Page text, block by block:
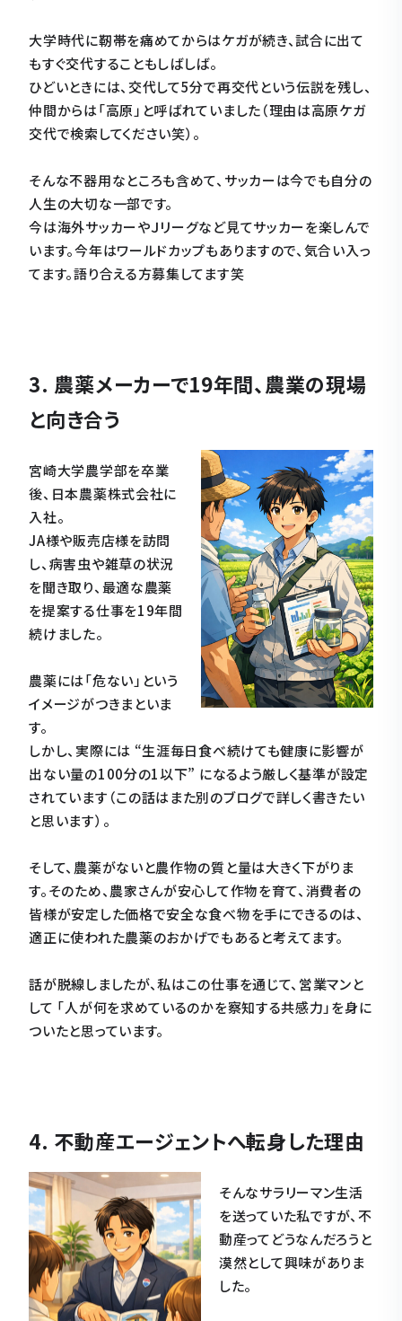
大学時代に靭帯を痛めてからはケガが続き、試合に出て
もすぐ交代することもしばしば。
ひどいときには、交代して5分で再交代という伝説を残し、
仲間からは「高原」と呼ばれていました（理由は高原ケガ
交代で検索してください笑）。
そんな不器用なところも含めて、サッカーは今でも自分の
人生の大切な一部です。
今は海外サッカーやＪリーグなど見てサッカーを楽しんで
います。今年はワールドカップもありますので、気合い入っ
てます。語り合える方募集してます笑
3. 農薬メーカーで19年間、農業の現場
と向き合う
宮崎大学農学部を卒業
後、日本農薬株式会社に
入社。
JA様や販売店様を訪問
し、病害虫や雑草の状況
を聞き取り、最適な農薬
を提案する仕事を19年間
続けました。
農薬には「危ない」という
イメージがつきまといま
す。
しかし、実際には “生涯毎日食べ続けても健康に影響が
出ない量の100分の1以下” になるよう厳しく基準が設定
されています（この話はまた別のブログで詳しく書きたい
と思います）。
そして、農薬がないと農作物の質と量は大きく下がりま
す。そのため、農家さんが安心して作物を育て、消費者の
皆様が安定した価格で安全な食べ物を手にできるのは、
適正に使われた農薬のおかげでもあると考えてます。
話が脱線しましたが、私はこの仕事を通じて、営業マンと
して 「人が何を求めているのかを察知する共感力」を身に
ついたと思っています。
4. 不動産エージェントへ転身した理由
そんなサラリーマン生活
を送っていた私ですが、不
動産ってどうなんだろうと
漠然として興味がありま
した。